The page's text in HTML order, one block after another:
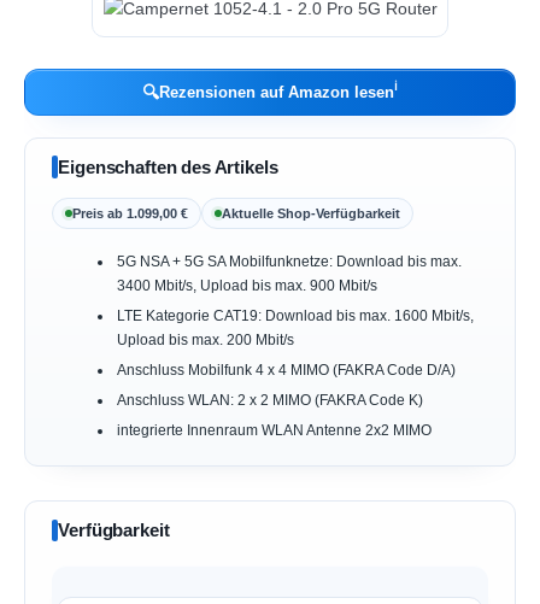
🔍Rezensionen auf Amazon lesenℹ︎
Eigenschaften des Artikels
Preis ab 1.099,00 € Aktuelle Shop-Verfügbarkeit
5G NSA + 5G SA Mobilfunknetze: Download bis max.
3400 Mbit/s, Upload bis max. 900 Mbit/s
LTE Kategorie CAT19: Download bis max. 1600 Mbit/s,
Upload bis max. 200 Mbit/s
Anschluss Mobilfunk 4 x 4 MIMO (FAKRA Code D/A)
Anschluss WLAN: 2 x 2 MIMO (FAKRA Code K)
integrierte Innenraum WLAN Antenne 2x2 MIMO
Verfügbarkeit